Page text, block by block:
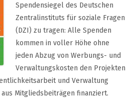
Spendensiegel des Deutschen
Zentralinstituts für soziale Fragen
(DZI) zu tragen: Alle Spenden
kommen in voller Höhe ohne
jeden Abzug von Werbungs- und
Verwaltungskosten den Projekten
und Verwaltung
Mitgliedsbeiträgen finanziert.